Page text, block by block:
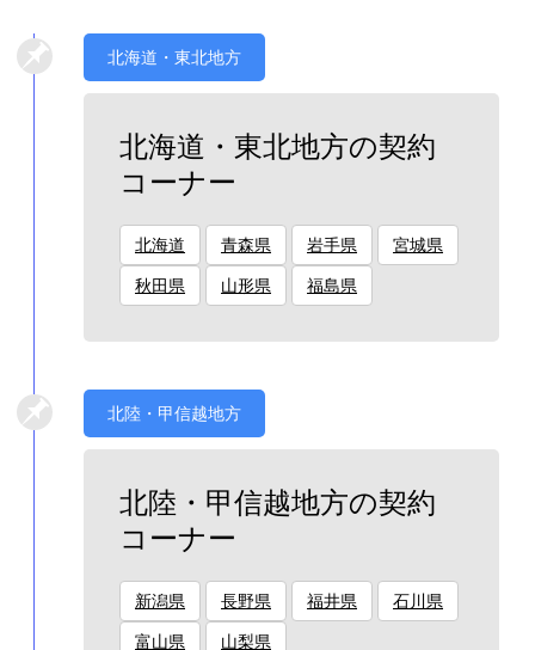
北海道・東北地方
北海道・東北地方の契約
コーナー
北海道 青森県 岩手県 宮城県
秋田県 山形県 福島県
北陸・甲信越地方
北陸・甲信越地方の契約
コーナー
新潟県 長野県 福井県 石川県
富山県 山梨県